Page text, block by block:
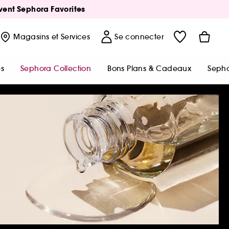
Sephora Favorites
Magasins et Services Se connecter
Sephora Collection Bons Plans & Cadeaux